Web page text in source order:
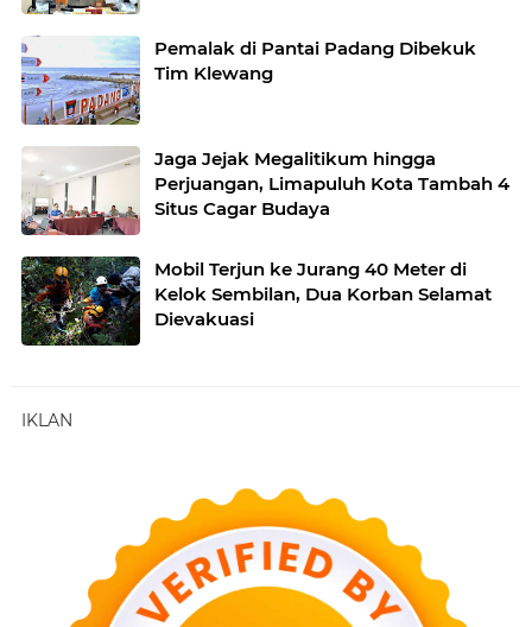
Pemalak di Pantai Padang Dibekuk
Tim Klewang
Jaga Jejak Megalitikum hingga
Perjuangan, Limapuluh Kota Tambah 4
Situs Cagar Budaya
Mobil Terjun ke Jurang 40 Meter di
Kelok Sembilan, Dua Korban Selamat
Dievakuasi
IKLAN